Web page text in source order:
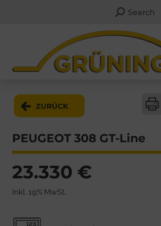
Search:
Search
PEUGEOT 308 GT-Line
23.330 €
inkl. 19% MwSt.